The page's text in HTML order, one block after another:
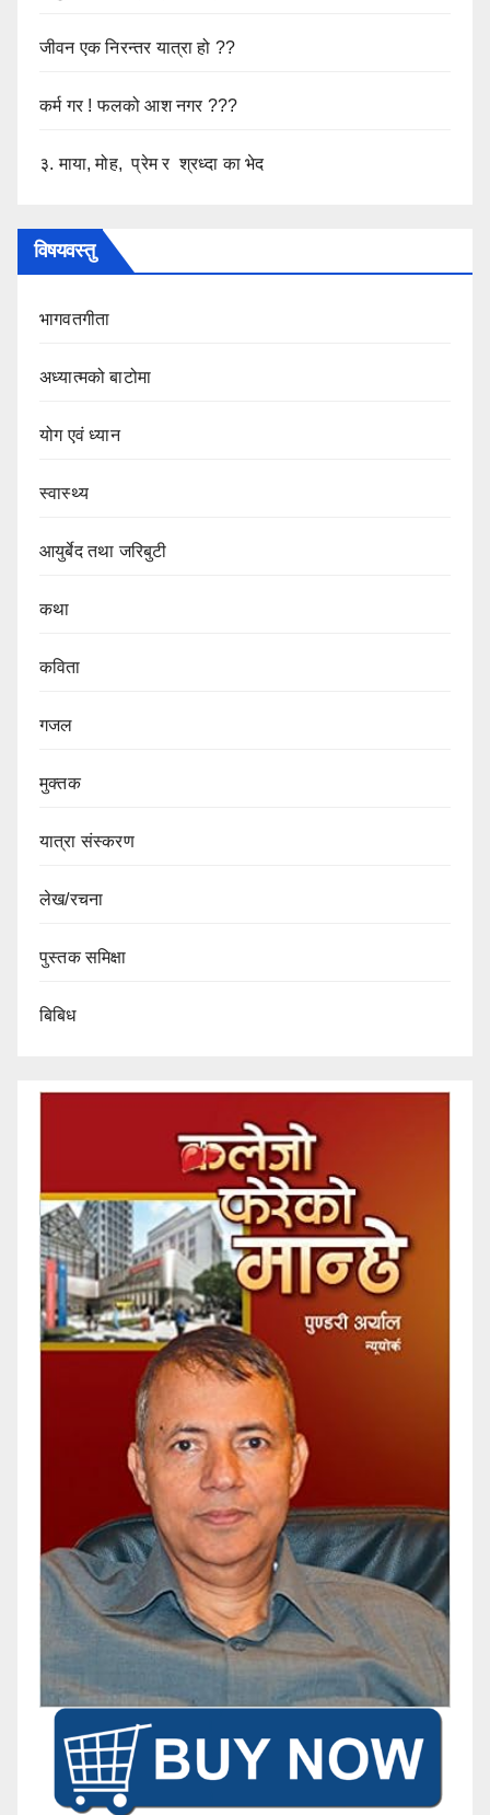
जीवन एक निरन्तर यात्रा हो ??
कर्म गर ! फलको आश नगर ???
३. माया, मोह, प्रेम र श्रध्दा का भेद
विषयवस्तु
भागवतगीता
अध्यात्मको बाटोमा
योग एवं ध्यान
स्वास्थ्य
आयुर्बेद तथा जरिबुटी
कथा
कविता
गजल
मुक्तक
यात्रा संस्करण
लेख/रचना
पुस्तक समिक्षा
बिबिध